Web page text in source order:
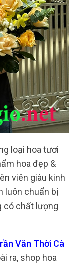
loại hoa tươi
hoa đẹp &
viên giàu kinh
luôn chuẩn bị
có chất lượng
Văn Thời Cà
ra, shop hoa